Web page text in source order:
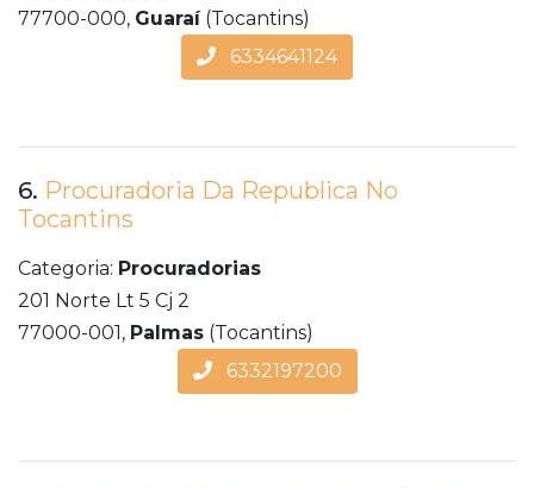
77700-000, Guaraí(Tocantins)
6334641124
6. Procuradoria Da Republica No
Tocantins
Categoria: Procuradorias
201 Norte Lt 5 Cj 2
77000-001, Palmas (Tocantins)
6332197200